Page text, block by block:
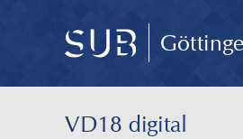
VD18 digital